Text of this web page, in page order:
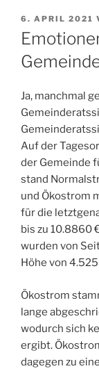
AM
6. APRIL 2021
Ja, manchmal
Auf der
der Gemeinde
stand
und Ökostrom
für die
bis zu 10.8860
wurden von
Höhe von
Ökostrom
lange
wodurch sich
ergibt.
dagegen zu